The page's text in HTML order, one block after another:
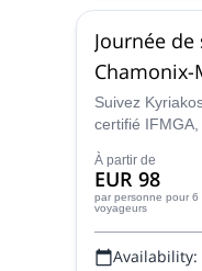
Journée
Chamonix-
Suivez
certifié
célèbres
programme
Chamonix-
À partir de
EUR 98
par personne pour 6
voyageurs
Availability: